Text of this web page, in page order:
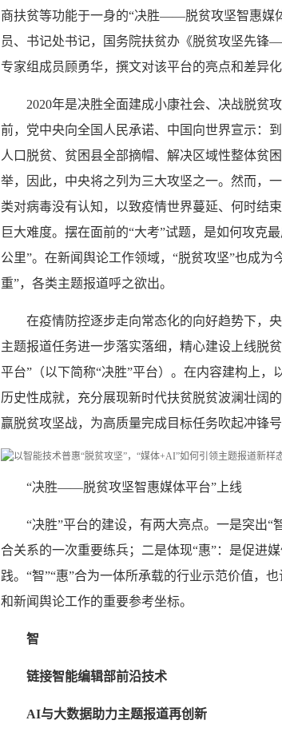
商扶贫等功能于一身的“决胜——脱贫攻坚智惠媒
员、书记处书记，国务院扶贫办《脱贫攻坚先
专家组成员顾勇华，撰文对该平台的亮点和差异化
2020年是决胜全面建成小康社会、决战脱贫
前，党中央向全国人民承诺、中国向世界宣示：
人口脱贫、贫困县全部摘帽、解决区域性整体贫
举，因此，中央将之列为三大攻坚之一。然而，
类对病毒没有认知，以致疫情世界蔓延、何时结
巨大难度。摆在面前的“大考”试题，是如何攻克
公里”。在新闻舆论工作领域，“脱贫攻坚”也成为
重”，各类主题报道呼之欲出。
在疫情防控逐步走向常态化的向好趋势下，
主题报道任务进一步落实落细，精心建设上线
平台”（以下简称“决胜”平台）。在内容建构上
历史性成就，充分展现新时代扶贫脱贫波澜壮阔
赢脱贫攻坚战，为高质量完成目标任务吹起冲锋号
“决胜——脱贫攻坚智惠媒体平台”上线
“决胜”平台的建设，有两大亮点。一是突出
合关系的一次重要练兵；二是体现“惠”：是促进
践。“智”“惠”合为一体所承载的行业示范价值，
和新闻舆论工作的重要参考坐标。
智
链接智能编辑部前沿技术
AI与大数据助力主题报道再创新